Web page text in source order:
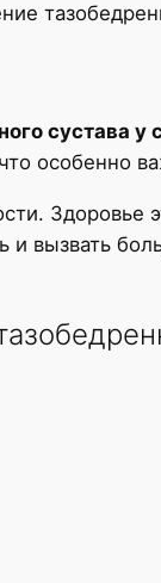
сустава у
особенно
Здоровье
вызвать